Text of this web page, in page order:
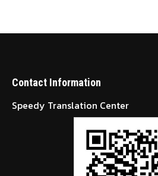
Contact Information
Speedy Translation Center